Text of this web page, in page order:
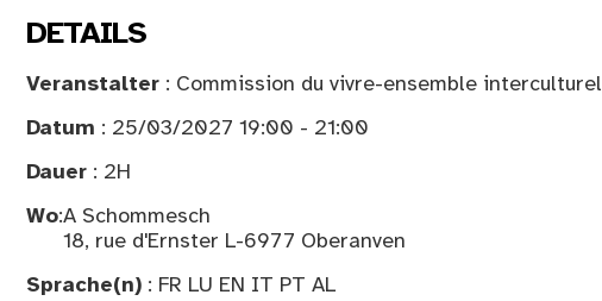
DETAILS
Veranstalter : Commission du vivre-ensemble interculturel
Datum : 25/03/2027 19:00 - 21:00
Dauer : 2H
Wo:A Schommesch
18, rue d'Ernster L-6977 Oberanven
Sprache(n) : FR LU EN IT PT AL